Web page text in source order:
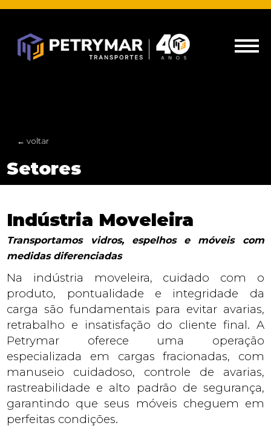
← voltar
Setores
Indústria Moveleira
Transportamos vidros, espelhos e móveis com
medidas diferenciadas
Na indústria moveleira, cuidado com o
produto, pontualidade e integridade da
carga são fundamentais para evitar avarias,
retrabalho e insatisfação do cliente final. A
Petrymar oferece uma operação
especializada em cargas fracionadas, com
manuseio cuidadoso, controle de avarias,
rastreabilidade e alto padrão de segurança,
garantindo que seus móveis cheguem em
perfeitas condições.